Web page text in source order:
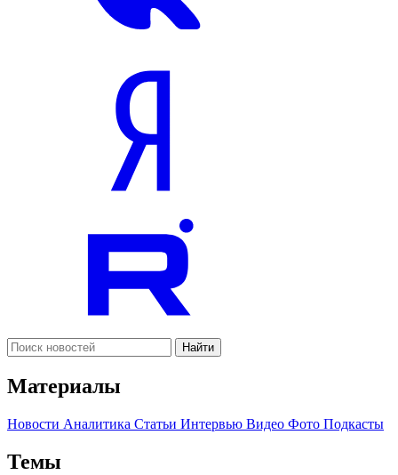
Найти
Материалы
Новости Аналитика Статьи Интервью Видео Фото Подкасты
Темы